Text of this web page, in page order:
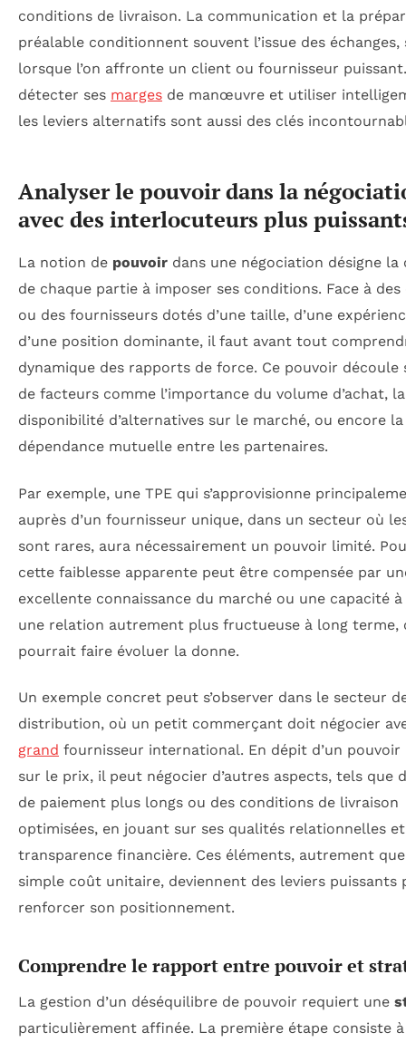
conditions de livraison. La communication et la
préalable conditionnent souvent l’issue des
lorsque l’on affronte un client ou fournisseur
détecter ses marges de manœuvre et utiliser
les leviers alternatifs sont aussi des clés
Analyser le pouvoir dans la
avec des interlocuteurs plus
La notion de pouvoir dans une négociation désigne la
de chaque partie à imposer ses conditions. Face à
ou des fournisseurs dotés d’une taille, d’une
d’une position dominante, il faut avant tout
dynamique des rapports de force. Ce pouvoir découle
de facteurs comme l’importance du volume d’achat, la
disponibilité d’alternatives sur le marché, ou encore la
dépendance mutuelle entre les partenaires.
Par exemple, une TPE qui s’approvisionne
auprès d’un fournisseur unique, dans un secteur où
sont rares, aura nécessairement un pouvoir limité.
cette faiblesse apparente peut être compensée par
excellente connaissance du marché ou une capacité
une relation autrement plus fructueuse à long terme,
pourrait faire évoluer la donne.
Un exemple concret peut s’observer dans le secteur
distribution, où un petit commerçant doit négocier
grand fournisseur international. En dépit d’un
sur le prix, il peut négocier d’autres aspects, tels que
de paiement plus longs ou des conditions de livraison
optimisées, en jouant sur ses qualités relationnelles
transparence financière. Ces éléments, autrement
simple coût unitaire, deviennent des leviers puissants
renforcer son positionnement.
Comprendre le rapport entre pouvoir et
La gestion d’un déséquilibre de pouvoir requiert une
particulièrement affinée. La première étape consiste